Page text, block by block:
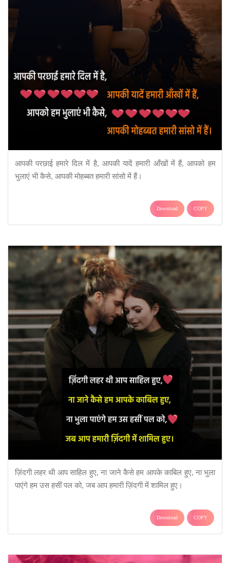
आपकी परछाई हमारे दिल में है, आपकी यादें हमारी आँखों में हैं, आपको हम
भुलाएं भी कैसे, आपकी मोहब्बत हमारी सांसो में हैं।
Download COPY
ज़िंदगी लहर थी आप साहिल हुए, ना जाने कैसे हम आपके काबिल हुए, ना भुला
पाएंगे हम उस हसीं पल को, जब आप हमारी ज़िंदगी में शामिल हुए।
Download COPY